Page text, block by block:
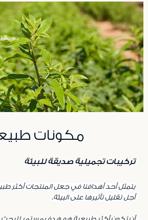
مكونات
تركيبات تجميلية صديقة للبيئة
يتمثل أحد أهدافنا في جعل المنتجات أكثر
أجل تقليل تأثيرها على البيئة.